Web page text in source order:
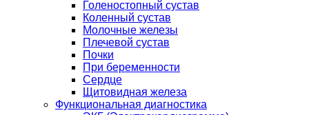
Голеностопный сустав
Коленный сустав
Молочные железы
Плечевой сустав
Почки
При беременности
Сердце
Щитовидная железа
Функциональная диагностика